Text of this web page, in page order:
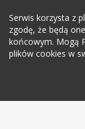
Serwis korzysta z
zgodę, że będą
końcowym. Mogą
plików cookies w